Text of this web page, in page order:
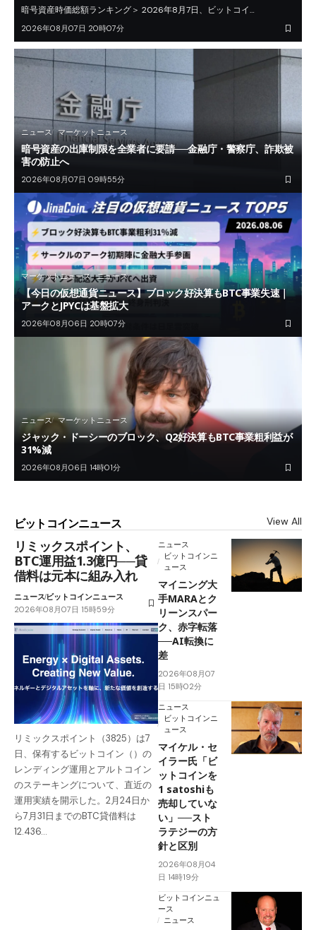
暗号資産時価総額ランキング＞ 2026年8月7日、ビットコイ…
2026年08月07日 20時07分
ニュース マーケットニュース
暗号資産の出庫制限を全業者に要請──金融庁・警察庁、詐欺被
害の防止へ
2026年08月07日 09時55分
マーケットニュース ニュース
【今日の仮想通貨ニュース】ブロック好決算もBTC事業失速｜
アークとJPYCは基盤拡大
2026年08月06日 20時07分
ニュース マーケットニュース
ジャック・ドーシーのブロック、Q2好決算もBTC事業粗利益が
31%減
2026年08月06日 14時01分
ビットコインニュース View All
リミックスポイント、
BTC運用益1.3億円──貸
借料は元本に組み入れ
ニュースビットコインニュース
2026年08月07日 15時59分
リミックスポイント（3825）は7
日、保有するビットコイン（）の
レンディング運用とアルトコイン
のステーキングについて、直近の
運用実績を開示した。2月24日か
ら7月31日までのBTC貸借料は
12.436…
ニュース
ビットコインニ
ュース
マイニング大
手MARAとク
リーンスパー
ク、赤字転落
──AI転換に
差
2026年08月07
日 15時02分
ニュース
ビットコインニ
ュース
マイケル・セ
イラー氏「ビ
ットコインを
1 satoshiも
売却していな
い」──スト
ラテジーの方
針と区別
2026年08月04
日 14時19分
ビットコインニュ
ース
ニュース